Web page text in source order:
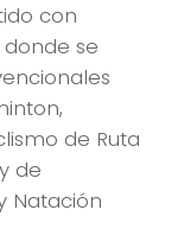
con
donde se
de Ruta
de
Natación